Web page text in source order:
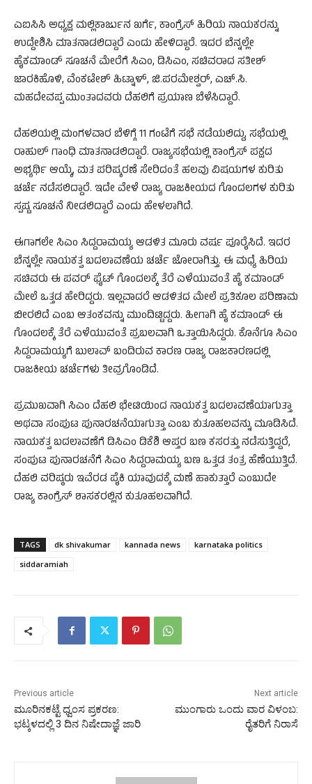
ಎಐಸಿಸಿ ಅಧ್ಯಕ್ಷ ಮಲ್ಲಿಕಾರ್ಜುನ ಖರ್ಗೆ, ಕಾಂಗ್ರೆಸ್ ಹಿರಿಯ ನಾಯಕರನ್ನು
ಉದ್ದೇಶಿಸಿ ಮಾತನಾಡಲಿದ್ದಾರೆ ಎಂದು ಹೇಳಿದ್ದಾರೆ. ಇದರ ಬೆನ್ನಲ್ಲೇ
ಹೈಕಮಾಂಡ್ ಸೂಚನೆ ಮೇರೆಗೆ ಸಿಎಂ, ಡಿಸಿಎಂ, ಸಚಿವರಾದ ಸತೀಶ್
ಜಾರಕಿಹೊಳಿ, ವೆಂಕಟೇಶ್ ಹಿಟ್ನಾಳ್, ಜಿ.ಪರಮೇಶ್ವರ್, ಎಚ್.ಸಿ.
ಮಹದೇವಪ್ಪ ಮುಂತಾದವರು ದೆಹಲಿಗೆ ಪ್ರಯಾಣ ಬೆಳೆಸಿದ್ದಾರೆ.
ದೆಹಲಿಯಲ್ಲಿ ಮಂಗಳವಾರ ಬೆಳಿಗ್ಗೆ 11 ಗಂಟೆಗೆ ಸಭೆ ನಡೆಯಲಿದ್ದು, ಸಭೆಯಲ್ಲಿ
ರಾಹುಲ್ ಗಾಂಧಿ ಮಾತನಾಡಲಿದ್ದಾರೆ. ರಾಜ್ಯಸಭೆಯಲ್ಲಿ ಕಾಂಗ್ರೆಸ್ ಪಕ್ಷದ
ಅಭ್ಯರ್ಥಿ ಆಯ್ಕೆ, ಮತ ಪರಿಷ್ಕರಣೆ ಸೇರಿದಂತೆ ಹಲವು ವಿಷಯಗಳ ಕುರಿತು
ಚರ್ಚೆ ನಡೆಸಲಿದ್ದಾರೆ. ಇದೇ ವೇಳೆ ರಾಜ್ಯ ರಾಜಕೀಯದ ಗೊಂದಲಗಳ ಕುರಿತು
ಸ್ಪಷ್ಟ ಸೂಚನೆ ನೀಡಲಿದ್ದಾರೆ ಎಂದು ಹೇಳಲಾಗಿದೆ.
ಈಗಾಗಲೇ ಸಿಎಂ ಸಿದ್ದರಾಮಯ್ಯ ಆಡಳಿತ ಮೂರು ವರ್ಷ ಪೂರೈಸಿದೆ. ಇದರ
ಬೆನ್ನಲ್ಲೇ ನಾಯಕತ್ವ ಬದಲಾವಣೆಯ ಚರ್ಚೆ ಜೋರಾಗಿತ್ತು. ಈ ಮಧ್ಯೆ ಹಿರಿಯ
ಸಚಿವರು ಈ ಪವರ್ ಫೈಟ್ ಗೊಂದಲಕ್ಕೆ ತೆರೆ ಎಳೆಯುವಂತೆ ಹೈ ಕಮಾಂಡ್
ಮೇಲೆ ಒತ್ತಡ ಹೇರಿದ್ದರು.‌ ಇಲ್ಲವಾದರೆ ಆಡಳಿತದ ಮೇಲೆ ಪ್ರತಿಕೂಲ ಪರಿಣಾಮ
ಬೀರಲಿದೆ ಎಂಬ ಆತಂಕವನ್ನು ಮುಂದಿಟ್ಟಿದ್ದರು. ಹೀಗಾಗಿ ಹೈ ಕಮಾಂಡ್​ ಈ
ಗೊಂದಲಕ್ಕೆ ತೆರೆ ಎಳೆಯುವಂತೆ ಪ್ರಬಲವಾಗಿ ಒತ್ತಾಯಿಸಿದ್ದರು.‌ ಕೊನೆಗೂ ಸಿಎಂ
ಸಿದ್ದರಾಮಯ್ಯಗೆ ಬುಲಾವ್ ಬಂದಿರುವ ಕಾರಣ ರಾಜ್ಯ ರಾಜಕಾರಣದಲ್ಲಿ
ರಾಜಕೀಯ ಚರ್ಚೆಗಳು ತೀವ್ರಗೊಂಡಿದೆ.
ಪ್ರಮುಖವಾಗಿ ಸಿಎಂ ದೆಹಲಿ ಭೇಟಿಯಿಂದ ನಾಯಕತ್ವ ಬದಲಾವಣೆಯಾಗುತ್ತಾ
ಅಥವಾ ಸಂಪುಟ ಪುನಾರಚನೆಯಾಗುತ್ತಾ ಎಂಬ ಕುತೂಹಲವನ್ನು ಮೂಡಿಸಿದೆ.
ನಾಯಕತ್ವ ಬದಲಾವಣೆಗೆ ಡಿಸಿಎಂ ಡಿಕೆಶಿ ಆಪ್ತರ ಬಣ ಕಸರತ್ತು ನಡೆಸುತ್ತಿದ್ದರೆ,
ಸಂಪುಟ ಪುನಾರಚನೆಗೆ ಸಿಎಂ ಸಿದ್ದರಾಮಯ್ಯ ಬಣ ಒತ್ತಡ ತಂತ್ರ ಹೆಣೆಯುತ್ತಿದೆ.
ದೆಹಲಿ ವರಿಷ್ಠರು ಇವೆರಡ ಪೈಕಿ ಯಾವುದಕ್ಕೆ ಮಣೆ ಹಾಕುತ್ತಾರೆ ಎಂಬುದೇ
ರಾಜ್ಯ ಕಾಂಗ್ರೆಸ್ ಶಾಸಕರಲ್ಲಿನ ಕುತೂಹಲವಾಗಿದೆ.‌
TAGS dk shivakumar kannada news
karnataka politics
siddaramiah
Previous article
ಮೂರಿನಕಟ್ಟೆ ಧ್ವಂಸ ಪ್ರಕರಣ:
ಭಟ್ಕಳದಲ್ಲಿ 3 ದಿನ ನಿಷೇದಾಜ್ಞೆ ಜಾರಿ
Next article
ಮುಂಗಾರು ಒಂದು ವಾರ ವಿಳಂಬ:
ರೈತರಿಗೆ ನಿರಾಸೆ